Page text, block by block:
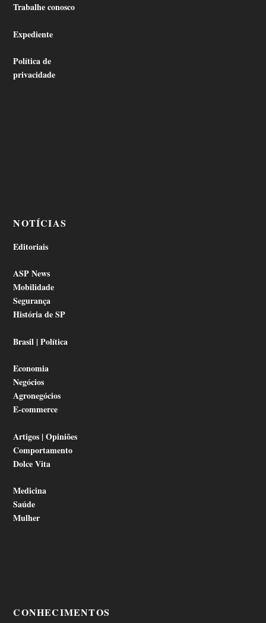
Trabalhe conosco
Expediente
Política de
privacidade
NOTÍCIAS
Editoriais
ASP News
Mobilidade
Segurança
História de SP
Brasil | Política
Economia
Negócios
Agronegócios
E-commerce
Artigos | Opiniões
Comportamento
Dolce Vita
Medicina
Saúde
Mulher
CONHECIMENTOS